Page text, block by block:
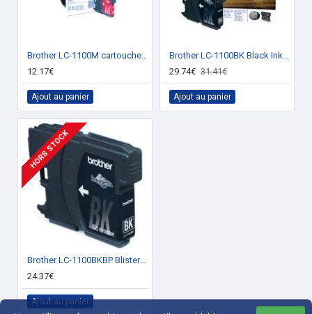
Brother LC-1100M cartouche d'encre Original magenta 1 pièce(s)
12.17€
Ajout au panier
Brother LC-1100BK Black Ink Cartridge Original Noir 1 pièce(s)
29.74€ 31.41€
Ajout au panier
HORS STOCK
Brother LC-1100BKBP Blister Pack cartouche d'encre 2 pièce(s) Original Noir
24.37€
Ajout au panier